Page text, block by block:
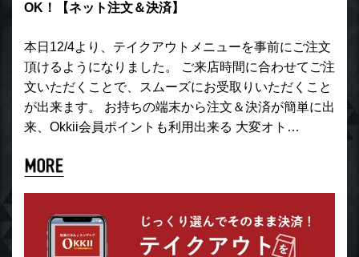
OK！【ネット注文＆決済】
本日12/4より、テイクアウトメニューを事前にご注文
頂けるようになりました。 ご来店時間に合わせてご注
文いただくことで、スムーズにお受取りいただくこと
が出来ます。 お持ちの端末から注文＆決済が簡単に出
来、Okkii会員ポイントも利用出来る 大変オト…